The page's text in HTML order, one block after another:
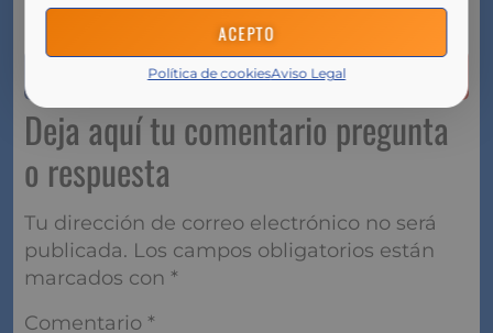
ACEPTO
Política de cookiesAviso Legal
Deja aquí tu comentario pregunta
o respuesta
Tu dirección de correo electrónico no será
publicada. Los campos obligatorios están
marcados con *
Comentario *